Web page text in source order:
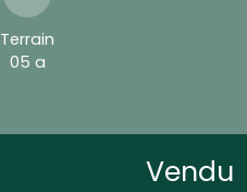
Terrain
05 a
Vendu